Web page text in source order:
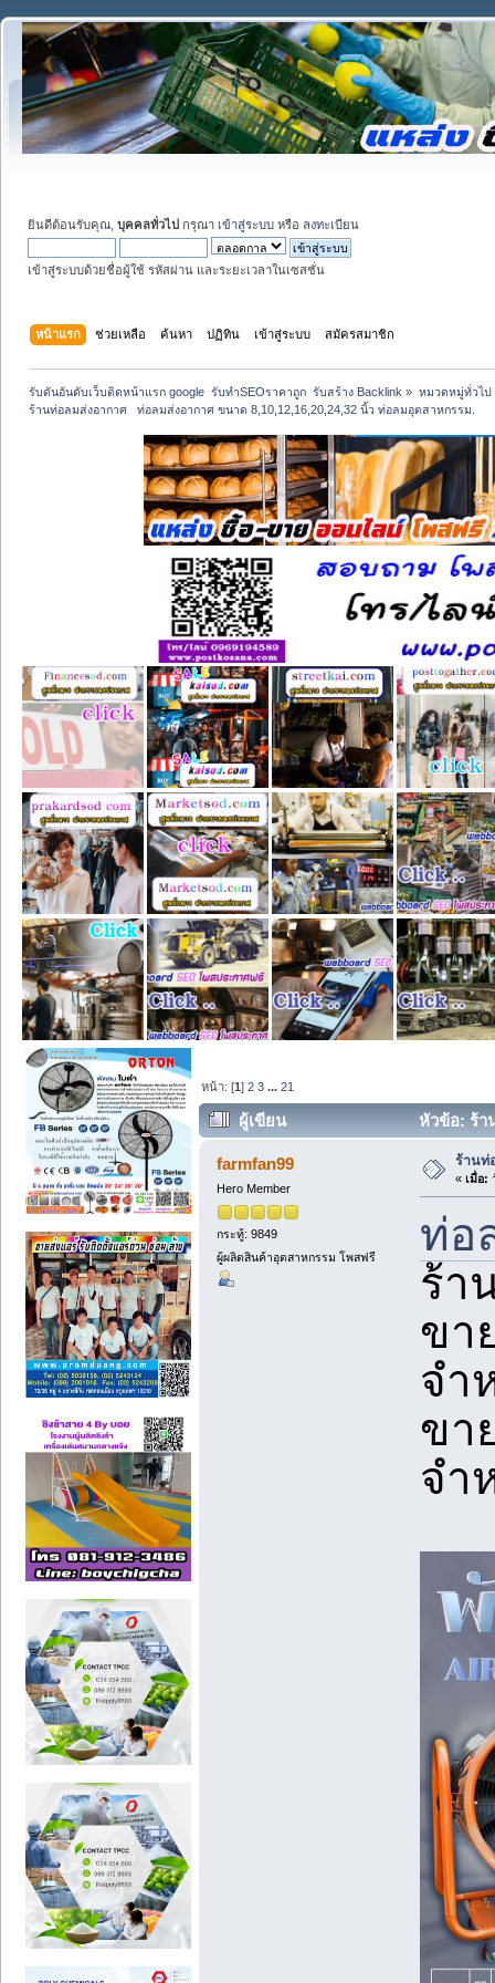
ยินดีต้อนรับคุณ, บุคคลทั่วไป กรุณา เข้าสู่ระบบ หรือ ลงทะเบียน
เข้าสู่ระบบด้วยชื่อผู้ใช้ รหัสผ่าน และระยะเวลาในเซสชั่น
หน้าแรก ช่วยเหลือ ค้นหา ปฏิทิน เข้าสู่ระบบ สมัครสมาชิก
รับดันอันดับเว็บติดหน้าแรก google  รับทำSEOราคาถูก  รับสร้าง Backlink » หมวดหมู่ทั่วไป
ร้านท่อลมส่งอากาศ   ท่อลมส่งอากาศ ขนาด 8,10,12,16,20,24,32 นิ้ว ท่อลมอุตสาหกรรม.
หน้า: [1]2 3 ...21
ผู้เขียน หัวข้อ: ร้า
farmfan99
Hero Member
กระทู้: 9849
ผู้ผลิตสินค้าอุตสาหกรรม โพสฟรี
ร้านท่
« เมื่อ:
ท่อ
ร้า
ขา
จำ
ขา
จำ